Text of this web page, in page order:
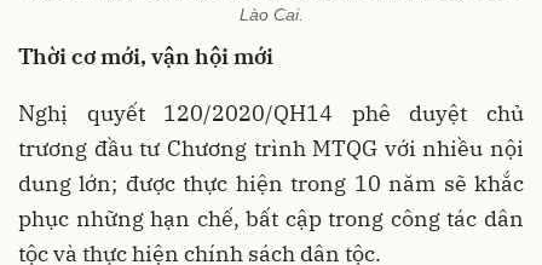
Lào Cai.
Thời cơ mới, vận hội mới
Nghị quyết 120/2020/QH14 phê duyệt chủ
trương đầu tư Chương trình MTQG với nhiều nội
dung lớn; được thực hiện trong 10 năm sẽ khắc
phục những hạn chế, bất cập trong công tác dân
tộc và thực hiện chính sách dân tộc.